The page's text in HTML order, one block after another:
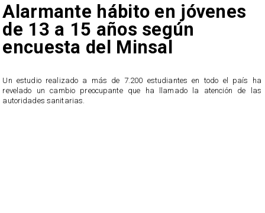
Alarmante hábito en jóvenes
de 13 a 15 años según
encuesta del Minsal
Un estudio realizado a más de 7.200 estudiantes en todo el país ha
revelado un cambio preocupante que ha llamado la atención de las
autoridades sanitarias.